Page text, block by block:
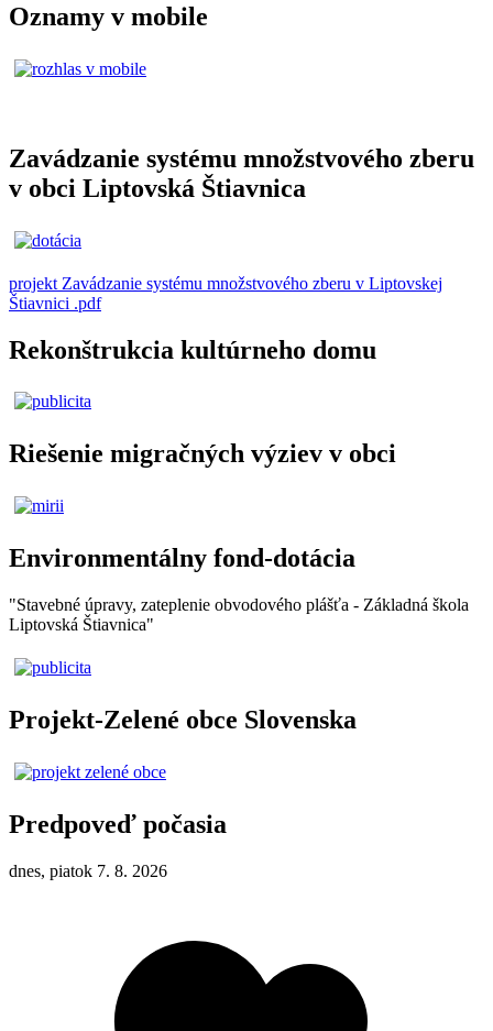
Oznamy v mobile
Zavádzanie systému množstvového zberu
v obci Liptovská Štiavnica
projekt Zavádzanie systému množstvového zberu v Liptovskej
Štiavnici .pdf
Rekonštrukcia kultúrneho domu
Riešenie migračných výziev v obci
Environmentálny fond-dotácia
"Stavebné úpravy, zateplenie obvodového plášťa - Základná škola
Liptovská Štiavnica"
Projekt-Zelené obce Slovenska
Predpoveď počasia
dnes, piatok 7. 8. 2026